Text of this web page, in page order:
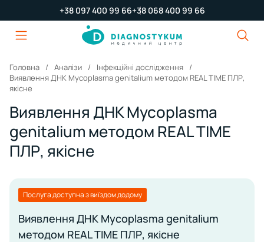
+38 097 400 99 66+38 068 400 99 66
Головна Аналізи
Інфекційні дослідження
Виявлення ДНК Mycoplasma genitalium методом REAL TIME ПЛР,
якісне
Виявлення ДНК Mycoplasma
genitalium методом REAL TIME
ПЛР, якісне
Послуга доступна з виїздом додому
Виявлення ДНК Mycoplasma genitalium
методом REAL TIME ПЛР, якісне